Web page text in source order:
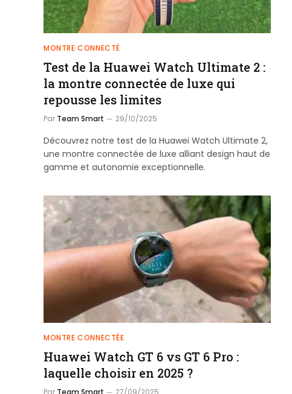
MONTRE CONNECTÉ
Test de la Huawei Watch Ultimate 2 :
la montre connectée de luxe qui
repousse les limites
Par Team Smart 29/10/2025
Découvrez notre test de la Huawei Watch Ultimate 2,
une montre connectée de luxe alliant design haut de
gamme et autonomie exceptionnelle.
MONTRE CONNECTÉE
Huawei Watch GT 6 vs GT 6 Pro :
laquelle choisir en 2025 ?
Par Team Smart 27/09/2025